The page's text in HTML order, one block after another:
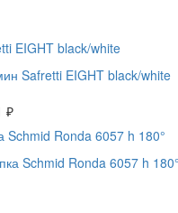
EIGHT black/white
₽
Schmid Ronda 6057 h 180°